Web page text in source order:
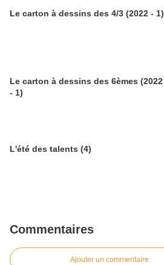
Le carton à dessins des 4/3 (2022 - 1)
Le carton à dessins des 6èmes (2022
- 1)
L'été des talents (4)
Commentaires
Ajouter un commentaire